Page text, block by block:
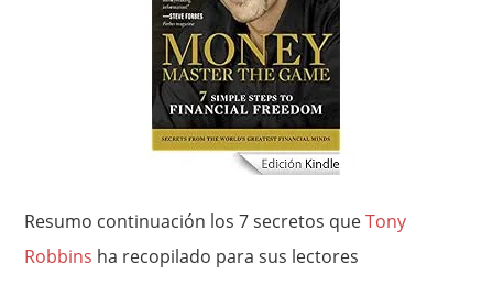
Resumo continuación los 7 secretos queTony
Robbins ha recopilado para sus lectores